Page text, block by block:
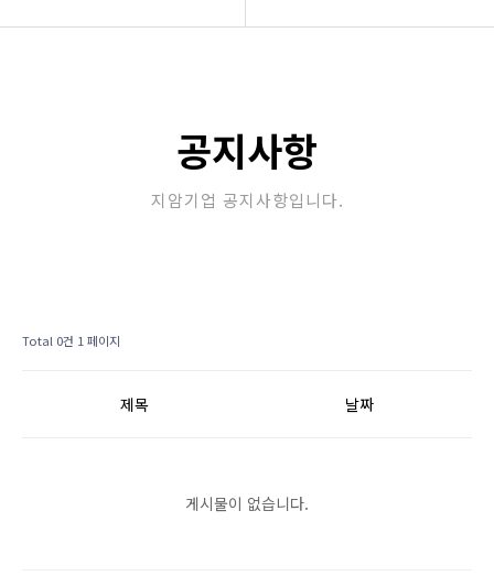
공지사항
지암기업 공지사항입니다.
Total 0건 1 페이지
제목 날짜
게시물이 없습니다.